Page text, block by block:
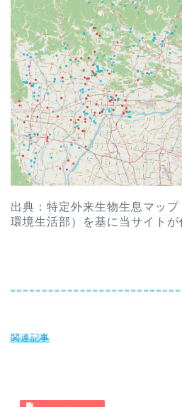
出典：特定外来生物生息マッ
環境生活部）を基に当サイトが
関連記事